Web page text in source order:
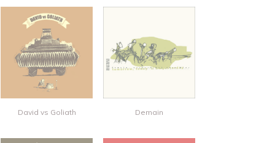
David vs Goliath Demain